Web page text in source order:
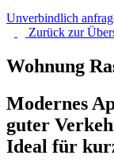
Unverbindlich
Zurück zur
Wohnung
Modernes
guter
Ideal für